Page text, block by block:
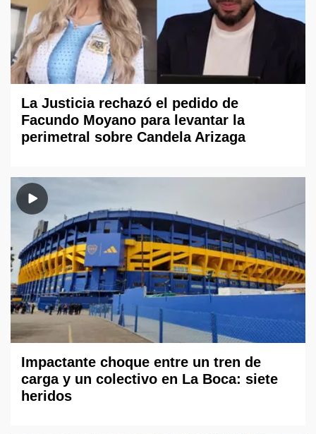
La Justicia rechazó el pedido de
Facundo Moyano para levantar la
perimetral sobre Candela Arizaga
Impactante choque entre un tren de
carga y un colectivo en La Boca: siete
heridos